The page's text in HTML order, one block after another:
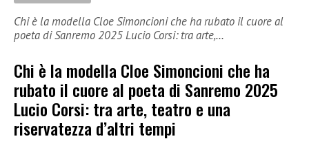
Chi è la modella Cloe Simoncioni che ha rubato il cuore al
poeta di Sanremo 2025 Lucio Corsi: tra arte,…
Chi è la modella Cloe Simoncioni che ha
rubato il cuore al poeta di Sanremo 2025
Lucio Corsi: tra arte, teatro e una
riservatezza d’altri tempi